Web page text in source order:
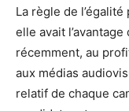
La règle de
elle avait l’avantage
récemment, au
aux médias
relatif de chaque